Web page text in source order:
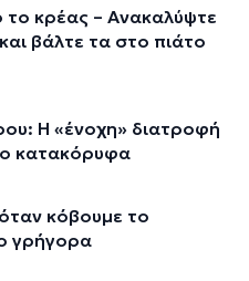
το κρέας – Ανακαλύψτε
βάλτε τα στο πιάτο
Η «ένοχη» διατροφή
κατακόρυφα
κόβουμε το
γρήγορα